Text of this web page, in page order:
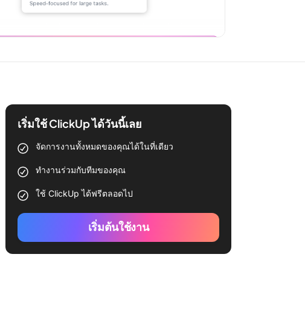
เริ่มใช้ ClickUp ได้วันนี้เลย
จัดการงานทั้งหมดของคุณได้ในที่เดียว
ทำงานร่วมกับทีมของคุณ
ใช้ ClickUp ได้ฟรีตลอดไป
เริ่มต้นใช้งาน